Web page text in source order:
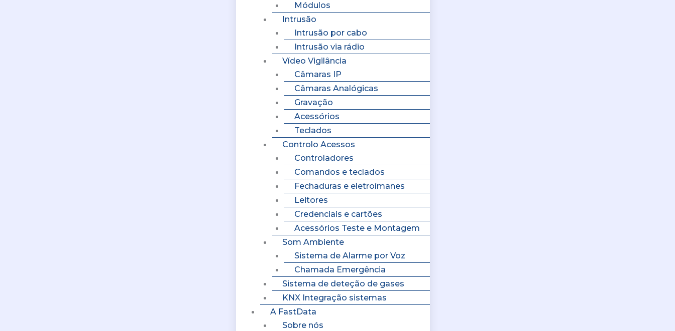
Módulos
Intrusão
Intrusão por cabo
Intrusão via rádio
Vídeo Vigilância
Câmaras IP
Câmaras Analógicas
Gravação
Acessórios
Teclados
Controlo Acessos
Controladores
Comandos e teclados
Fechaduras e eletroímanes
Leitores
Credenciais e cartões
Acessórios Teste e Montagem
Som Ambiente
Sistema de Alarme por Voz
Chamada Emergência
Sistema de deteção de gases
KNX Integração sistemas
A FastData
Sobre nós